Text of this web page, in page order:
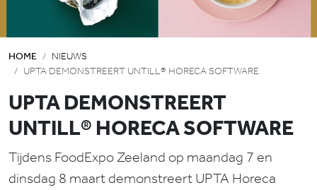
HOME
NIEUWS
UPTA DEMONSTREERT UNTILL® HORECA SOFTWARE
UPTA DEMONSTREERT
UNTILL® HORECA SOFTWARE
Tijdens FoodExpo Zeeland op maandag 7 en
dinsdag 8 maart demonstreert UPTA Horeca